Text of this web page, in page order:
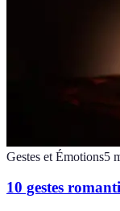
Gestes et Émotions5
10 gestes